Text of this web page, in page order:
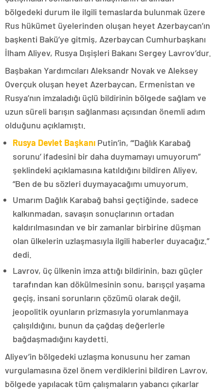
bölgedeki durum ile ilgili temaslarda bulunmak üzere
Rus hükümet üyelerinden oluşan heyet Azerbaycan’ın
başkenti Bakü’ye gitmiş, Azerbaycan Cumhurbaşkanı
İlham Aliyev, Rusya Dışişleri Bakanı Sergey Lavrov’dur.
Başbakan Yardımcıları Aleksandr Novak ve Aleksey
Overçuk oluşan heyet Azerbaycan, Ermenistan ve
Rusya’nın imzaladığı üçlü bildirinin bölgede sağlam ve
uzun süreli barışın sağlanması açısından önemli adım
olduğunu açıklamıştı.
Rusya Devlet Başkanı Putin’in, “‘Dağlık Karabağ
sorunu’ ifadesini bir daha duymamayı umuyorum”
şeklindeki açıklamasına katıldığını bildiren Aliyev,
“Ben de bu sözleri duymayacağımı umuyorum.
Umarım Dağlık Karabağ bahsi geçtiğinde, sadece
kalkınmadan, savaşın sonuçlarının ortadan
kaldırılmasından ve bir zamanlar birbirine düşman
olan ülkelerin uzlaşmasıyla ilgili haberler duyacağız.”
dedi.
Lavrov, üç ülkenin imza attığı bildirinin, bazı güçler
tarafından kan dökülmesinin sonu, barışçıl yaşama
geçiş, insani sorunların çözümü olarak değil,
jeopolitik oyunların prizmasıyla yorumlanmaya
çalışıldığını, bunun da çağdaş değerlerle
bağdaşmadığını kaydetti.
Aliyev’in bölgedeki uzlaşma konusunu her zaman
vurgulamasına özel önem verdiklerini bildiren Lavrov,
bölgede yapılacak tüm çalışmaların yabancı çıkarlar